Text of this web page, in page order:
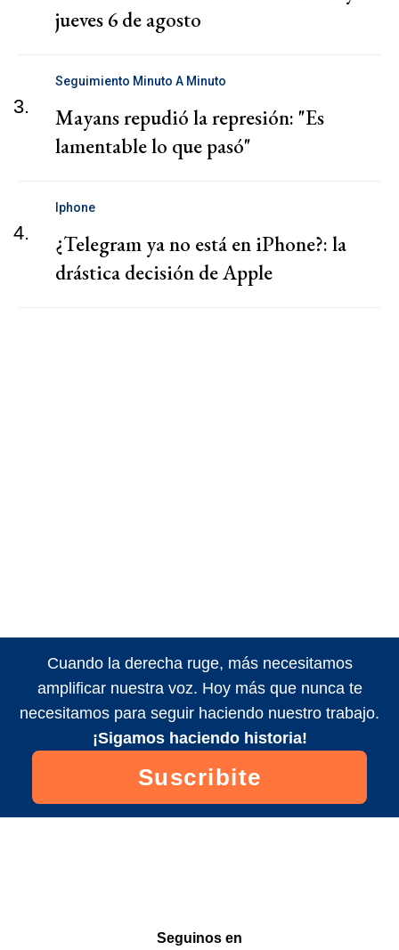
jueves 6 de agosto
3.
Seguimiento Minuto A Minuto
Mayans repudió la represión: "Es
lamentable lo que pasó"
4.
Iphone
¿Telegram ya no está en iPhone?: la
drástica decisión de Apple
Cuando la derecha ruge, más necesitamos
amplificar nuestra voz. Hoy más que nunca te
necesitamos para seguir haciendo nuestro trabajo.
¡Sigamos haciendo historia!
Suscribite
Seguinos en